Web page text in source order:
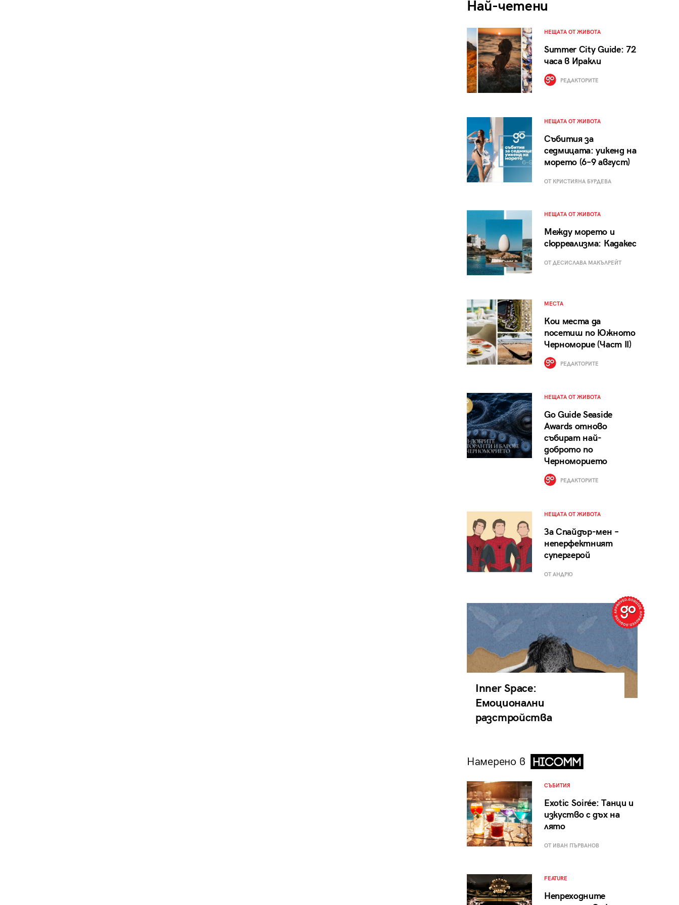
Най-четени
НЕЩАТА ОТ ЖИВОТА
Summer City Guide: 72
часа в Иракли
РЕДАКТОРИТЕ
НЕЩАТА ОТ ЖИВОТА
Събития за
седмицата: уикенд на
морето (6–9 август)
ОТ КРИСТИЯНА БУРДЕВА
НЕЩАТА ОТ ЖИВОТА
Между морето и
сюрреализма: Кадакес
ОТ ДЕСИСЛАВА МАКЪЛРЕЙТ
МЕСТА
Кои места да
посетиш по Южното
Черноморие (Част II)
РЕДАКТОРИТЕ
НЕЩАТА ОТ ЖИВОТА
Go Guide Seaside
Awards отново
събират най-
доброто по
Черноморието
РЕДАКТОРИТЕ
НЕЩАТА ОТ ЖИВОТА
За Спайдър-мен –
неперфектният
супергерой
ОТ АНДРЮ
Inner Space:
Емоционални
разстройства
Намерено в
СЪБИТИЯ
Exotic Soirée: Танци и
изкуство с дъх на
лято
ОТ ИВАН ПЪРВАНОВ
FEATURE
Непреходните